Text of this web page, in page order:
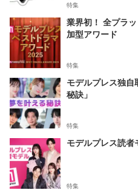
特集
業界初！ 全プラ
加型アワード
特集
モデルプレス独
秘訣」
特集
モデルプレス読者
特集